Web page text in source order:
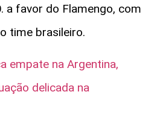
a favor do Flamengo, com
time brasileiro.
empate na Argentina,
delicada na